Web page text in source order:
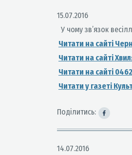
15.07.2016
У чому зв’язок
Читати на сайті
Читати на сайті
Читати на сайті
Читати у газеті
Поділитись:
14.07.2016